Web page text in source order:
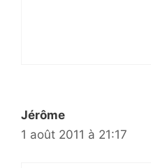
Jérôme
1 août 2011 à 21:17